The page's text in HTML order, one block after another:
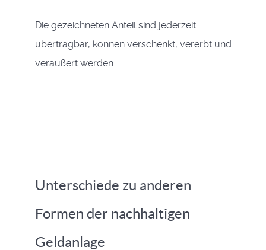
Die gezeichneten Anteil sind jederzeit
übertragbar, können verschenkt, vererbt und
veräußert werden.
Unterschiede zu anderen
Formen der nachhaltigen
Geldanlage